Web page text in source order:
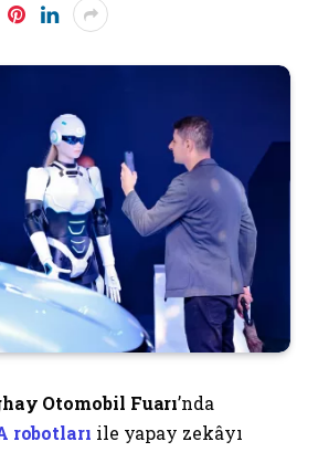
Otomobil Fuarı’nda
robotları ile yapay zekâyı